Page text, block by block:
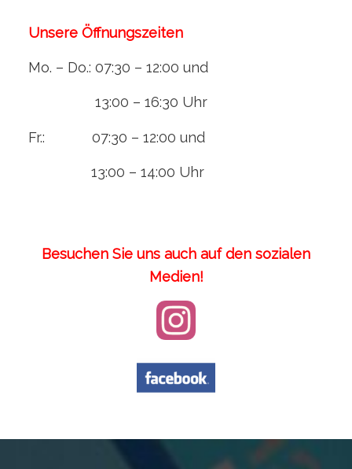
Unsere Öffnungszeiten
Mo. – Do.: 07:30 – 12:00 und
13:00 – 16:30 Uhr
Fr.: 07:30 – 12:00 und
13:00 – 14:00 Uhr
Besuchen Sie uns auch auf den sozialen
Medien!